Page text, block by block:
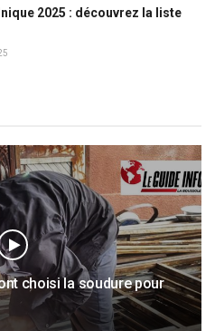
2025 : découvrez la liste
choisi la soudure pour